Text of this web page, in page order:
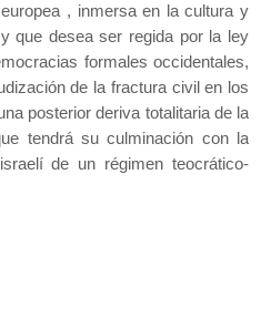
, inmersa en la cultura y
que desea ser regida por la ley
formales occidentales,
de la fractura civil en los
posterior deriva totalitaria de la
tendrá su culminación con la
de un régimen teocrático-